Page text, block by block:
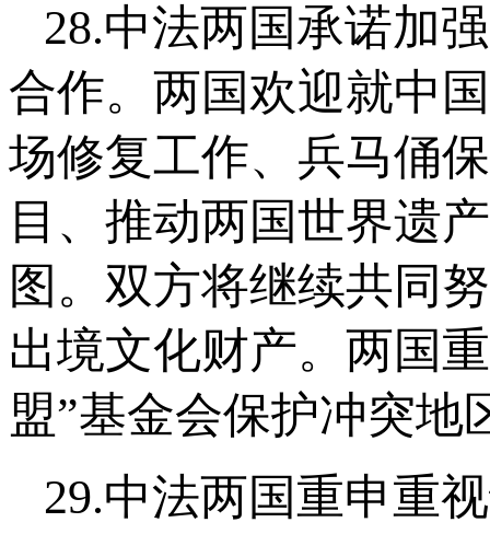
28.中法两国承诺加
合作。两国欢迎就中
场修复工作、兵马俑
目、推动两国世界遗
图。双方将继续共同
出境文化财产。两国
盟”基金会保护冲突地
29.中法两国重申重